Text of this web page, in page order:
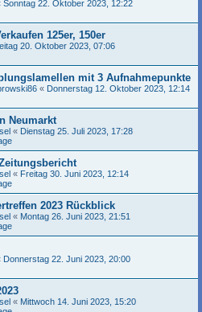
Sonntag 22. Oktober 2023, 12:22
125er, 150er
20. Oktober 2023, 07:06
mit 3 Aufnahmepunkte
« Donnerstag 12. Oktober 2023, 12:14
Neumarkt
« Dienstag 25. Juli 2023, 17:28
« Freitag 30. Juni 2023, 12:14
2023 Rückblick
« Montag 26. Juni 2023, 21:51
Donnerstag 22. Juni 2023, 20:00
« Mittwoch 14. Juni 2023, 15:20